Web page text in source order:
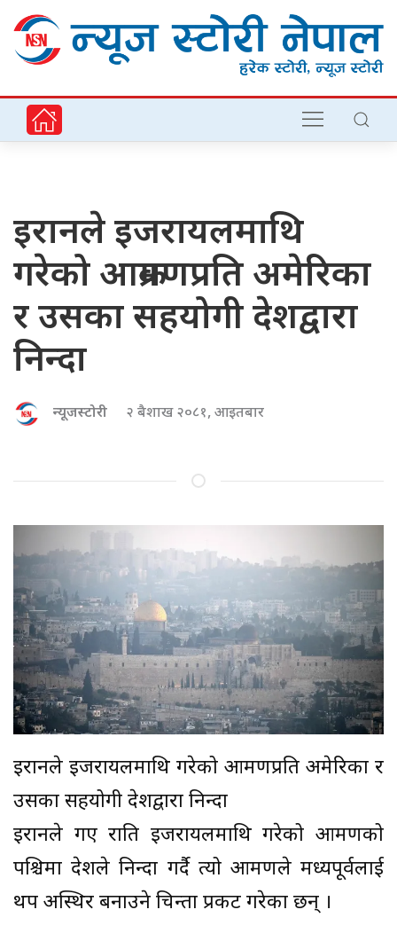
इरानले इजरायलमाथि
गरेको आक्रमणप्रति अमेरिका
र उसका सहयोगी देशद्वारा
निन्दा
न्यूजस्टोरी २ बैशाख २०८१, आइतबार
इरानले इजरायलमाथि गरेको आक्रमणप्रति अमेरिका र
उसका सहयोगी देशद्वारा निन्दा
इरानले गए राति इजरायलमाथि गरेको आक्रमणको
पश्चिमा देशले निन्दा गर्दै त्यो आक्रमणले मध्यपूर्वलाई
थप अस्थिर बनाउने चिन्ता प्रकट गरेका छन् ।